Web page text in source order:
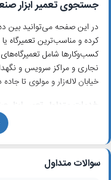
جستجوی تعمیر ابزار
در این صفحه می‌توانید بین
کرده و مناسب‌ترین تعمیرگاه
کسب‌وکارها شامل تعمیرگاه‌های
نجاری و مراکز سرویس و
خیابان لاله‌زار و مولوی تا
خدمات متداول تعمیر ابزار
اغلب مراکز ثبت‌شده در این
سرویس دوره‌ای، عیب‌یابی
زمینه‌هایی مانند موارد زیر
سوالات متداول